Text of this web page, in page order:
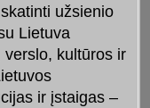
užsienio
Lietuva
kultūros ir
ir įstaigas –